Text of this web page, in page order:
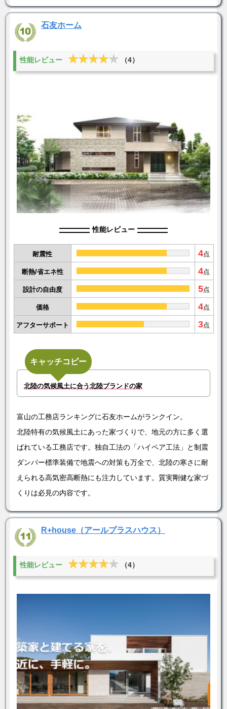
石友ホーム
性能レビュー ★★★★★
★★★★★ （4）
性能レビュー
耐震性 4点
断熱/省エネ性 4点
設計の自由度 5点
価格 4点
アフターサポート 3点
キャッチコピー
北陸の気候風土に合う北陸ブランドの家
富山の工務店ランキングに石友ホームがランクイン。
北陸特有の気候風土にあった家づくりで、地元の方に多く選
ばれている工務店です。独自工法の「ハイペア工法」と制震
ダンパー標準装備で地震への対策も万全で、北陸の寒さに耐
えられる高気密高断熱にも注力しています。質実剛健な家づ
くりは必見の内容です。
R+house（アールプラスハウス）
性能レビュー ★★★★★
★★★★★ （4）